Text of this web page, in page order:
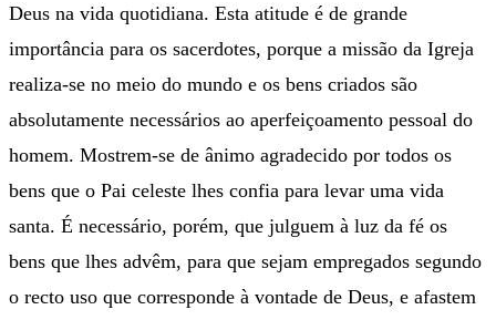
Deus na vida quotidiana. Esta atitude é de grande
importância para os sacerdotes, porque a missão da Igreja
realiza-se no meio do mundo e os bens criados são
absolutamente necessários ao aperfeiçoamento pessoal do
homem. Mostrem-se de ânimo agradecido por todos os
bens que o Pai celeste lhes confia para levar uma vida
santa. É necessário, porém, que julguem à luz da fé os
bens que lhes advêm, para que sejam empregados segundo
o recto uso que corresponde à vontade de Deus, e afastem